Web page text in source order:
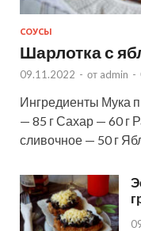
СОУСЫ
Шарлотка с
09.11.2022 - от admin -
Ингредиенты Мука
— 85 г Сахар — 60 г
сливочное — 50 г